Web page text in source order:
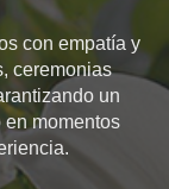
con empatía y
ceremonias
un
momentos